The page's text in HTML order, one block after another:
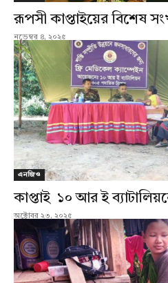
রূপসী কাপ্তাইয়ের বিশেষ
নভেম্বর ৪, ২০২৫
এনজিও
কাপ্তাই ১০ আর ই
অক্টোবর ২৩, ২০২৫